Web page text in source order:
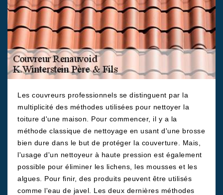
Les couvreurs professionnels se distinguent par la
multiplicité des méthodes utilisées pour nettoyer la
toiture d'une maison. Pour commencer, il y a la
méthode classique de nettoyage en usant d'une brosse
bien dure dans le but de protéger la couverture. Mais,
l'usage d'un nettoyeur à haute pression est également
possible pour éliminer les lichens, les mousses et les
algues. Pour finir, des produits peuvent être utilisés
comme l'eau de javel. Les deux dernières méthodes